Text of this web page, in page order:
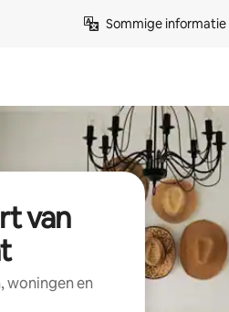
Sommige
van
woningen en